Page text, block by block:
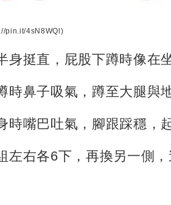
pin.it/4sN8WQl)
身挺直，屁股下蹲時像在
時鼻子吸氣，蹲至大腿與
時嘴巴吐氣，腳跟踩穩，
左右各6下，再換另一側，